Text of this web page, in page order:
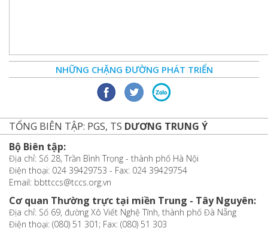
NHỮNG CHẶNG ĐƯỜNG PHÁT TRIỂN
TỔNG BIÊN TẬP: PGS, TS DƯƠNG TRUNG Ý
Bộ Biên tập:
Địa chỉ: Số 28, Trần Bình Trọng - thành phố Hà Nội
Điện thoại: 024 39429753 - Fax: 024 39429754
Email: bbttccs@tccs.org.vn
Cơ quan Thường trực tại miền Trung - Tây Nguyên:
Địa chỉ: Số 69, đường Xô Viết Nghệ Tĩnh, thành phố Đà Nẵng
Điện thoại: (080) 51 301; Fax: (080) 51 303